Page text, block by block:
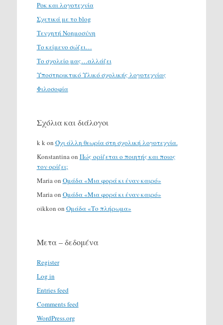
Ροκ και λογοτεχνία
Σχετικά με το blog
Τενχητή Νοημοσύνη
Το κείμενο σώζει…
Το σχολείο μας…αλλάζει
Υποστηρικτικό Υλικό σχολικής λογοτεχνίας
Φιλοσοφία
Σχόλια και διάλογοι
k kon Όχι άλλη θεωρία στη σχολική λογοτεχνία.
Konstantinaon Πώς ορίζεται ο ποιητής και ποιος
τον ορίζει;
Mariaon Ομάδα «Μια φορά κι έναν καιρό»
Mariaon Ομάδα «Μια φορά κι έναν καιρό»
oikkon on Ομάδα «Το πλήρωμα»
Μετα – δεδομένα
Register
Log in
Entries feed
Comments feed
WordPress.org